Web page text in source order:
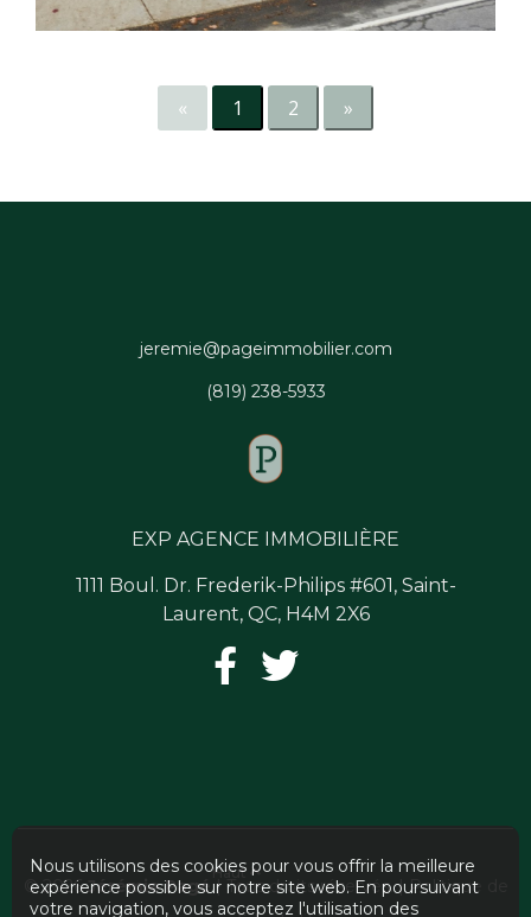
« 1 2 »
Nous utilisons des cookies pour vous offrir la meilleure
expérience possible sur notre site web. En poursuivant
votre navigation, vous acceptez l'utilisation des
jeremie@pageimmobilier.com
(819) 238-5933
EXP AGENCE IMMOBILIÈRE
1111 Boul. Dr. Frederik-Philips #601, Saint-
Laurent, QC, H4M 2X6
© 2026Jérémie Pagé| Tous droits réservés. |Politique de
Haut